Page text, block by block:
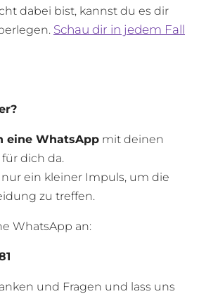
dabei bist, kannst du es dir
Schau dir in jedem Fall
eine WhatsApp mit deinen
dich da.
ein kleiner Impuls, um die
zu treffen.
WhatsApp an:
und Fragen und lass uns